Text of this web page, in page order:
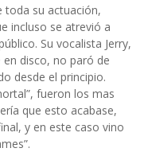
toda su actuación,
incluso se atrevió a
Su vocalista Jerry,
disco, no paró de
desde el principio.
fueron los mas
que esto acabase,
y en este caso vino